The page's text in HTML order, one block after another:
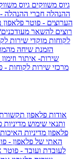
גיוס משווקים גיוס
ההנהלה חברי ההנהלה
הערוצים - פוטר פלאפון
רוצים להשאר
לקוחות מוקדי שירות
הזמנת שיחה
שירות- איתור
מרכזי שירות לקוחות -
אודות פלאפון
ותנאי שימוש
פלאפון מדיניות
האתי של פלאפון -
לעובדת ועובד - פוטר